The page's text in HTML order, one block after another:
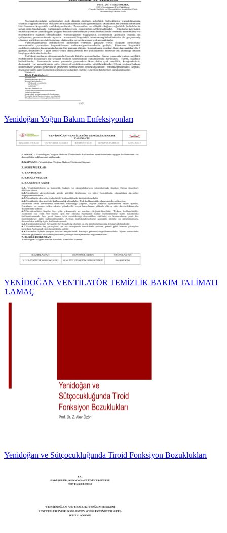
Yenidoğan Yoğun Bakım Enfeksiyonları
YENİDOĞAN VENTİLATÖR TEMİZLİK BAKIM TALİMATI
1.AMAÇ
Yenidoğan ve Sütçocukluğunda Tiroid Fonksiyon Bozuklukları